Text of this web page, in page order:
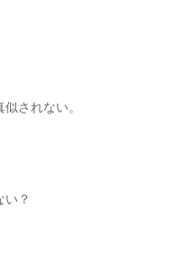
されない。
い？